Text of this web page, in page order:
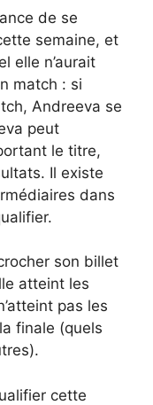
de se
semaine, et
elle n’aurait
match : si
Andreeva se
peut
le titre,
Il existe
dans
son billet
atteint les
pas les
finale (quels
cette